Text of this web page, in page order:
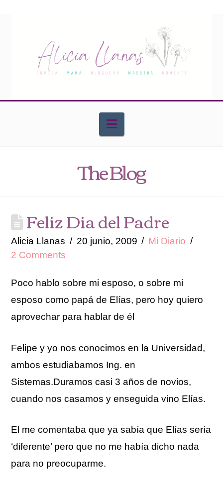
Navigation
The Blog
Feliz Dia del Padre
Alicia Llanas 20 junio, 2009
Mi Diario
2 Comments
Poco hablo sobre mi esposo, o sobre mi
esposo como papá de Elías, pero hoy quiero
aprovechar para hablar de él
Felipe y yo nos conocimos en la Universidad,
ambos estudiabamos Ing. en
Sistemas.Duramos casi 3 años de novios,
cuando nos casamos y enseguida vino Elías.
El me comentaba que ya sabía que Elías sería
‘diferente’ pero que no me había dicho nada
para no preocuparme.